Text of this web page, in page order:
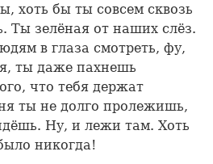
хоть бы ты совсем сквозь
Ты зелёная от наших слёз.
в глаза смотреть, фу,
ты даже пахнешь
что тебя держат
ты не долго пролежишь,
Ну, и лежи там. Хоть
никогда!